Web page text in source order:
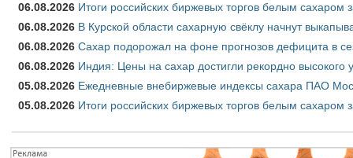
06.08.2026 Итоги российских биржевых торгов белым сахаром
06.08.2026 В Курской области сахарную свёклу начнут
06.08.2026 Сахар подорожал на фоне прогнозов дефицита в
06.08.2026 Индия: Цены на сахар достигли рекордно высокого
05.08.2026 Ежедневные внебиржевые индексы сахара ПАО
05.08.2026 Итоги российских биржевых торгов белым сахаром